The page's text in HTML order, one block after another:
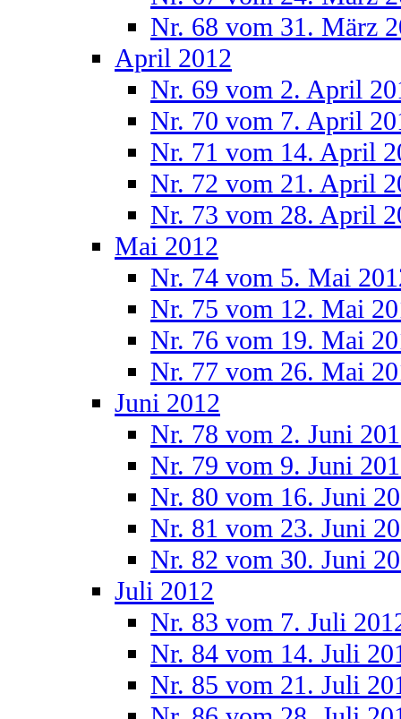
Nr. 68 vom 31. März
April 2012
Nr. 69 vom 2. April
Nr. 70 vom 7. April
Nr. 71 vom 14. April
Nr. 72 vom 21. April
Nr. 73 vom 28. April
Mai 2012
Nr. 74 vom 5. Mai
Nr. 75 vom 12. Mai
Nr. 76 vom 19. Mai
Nr. 77 vom 26. Mai
Juni 2012
Nr. 78 vom 2. Juni
Nr. 79 vom 9. Juni
Nr. 80 vom 16. Juni
Nr. 81 vom 23. Juni
Nr. 82 vom 30. Juni
Juli 2012
Nr. 83 vom 7. Juli
Nr. 84 vom 14. Juli
Nr. 85 vom 21. Juli